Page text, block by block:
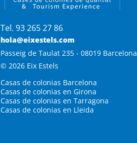
Tel. 93 265 27 86
hola@eixestels.com
Passeig de Taulat 235 - 08019 Barcelona
© 2026 Eix Estels
Casas de colonias Barcelona
Casas de colonias en Girona
Casas de colonias en Tarragona
Casas de colonias en Lleida